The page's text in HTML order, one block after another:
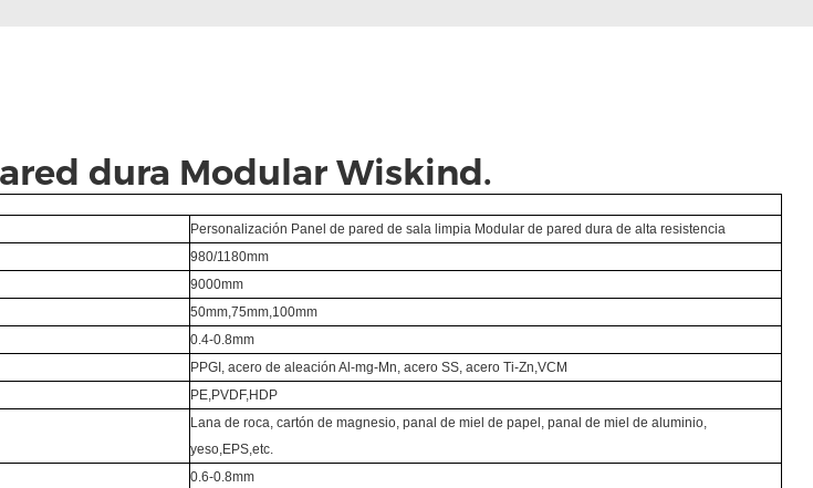
dura Modular Wiskind.
Personalización Panel de pared de sala limpia Modular de pared dura de alta resistencia
980/1180mm
9000mm
50mm,75mm,100mm
0.4-0.8mm
PPGI, acero de aleación Al-mg-Mn, acero SS, acero Ti-Zn,VCM
PE,PVDF,HDP
Lana de roca, cartón de magnesio, panal de miel de papel, panal de miel de aluminio,
yeso,EPS,etc.
0.6-0.8mm